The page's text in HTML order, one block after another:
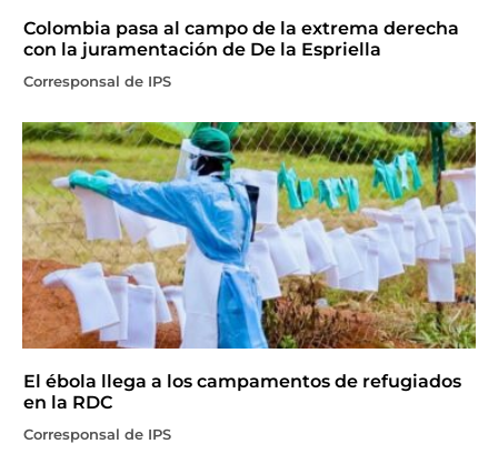
Colombia pasa al campo de la extrema derecha
con la juramentación de De la Espriella
Corresponsal de IPS
El ébola llega a los campamentos de refugiados
en la RDC
Corresponsal de IPS